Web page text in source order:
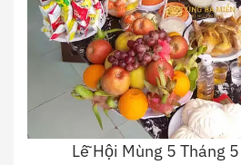
Lễ Hội Mùng 5 Tháng